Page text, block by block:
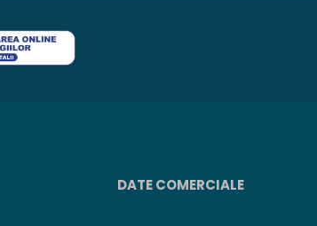
DATE COMERCIALE